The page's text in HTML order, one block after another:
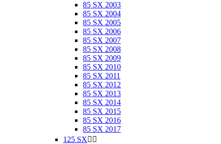
85 SX 2003
85 SX 2004
85 SX 2005
85 SX 2006
85 SX 2007
85 SX 2008
85 SX 2009
85 SX 2010
85 SX 2011
85 SX 2012
85 SX 2013
85 SX 2014
85 SX 2015
85 SX 2016
85 SX 2017
125 SX 